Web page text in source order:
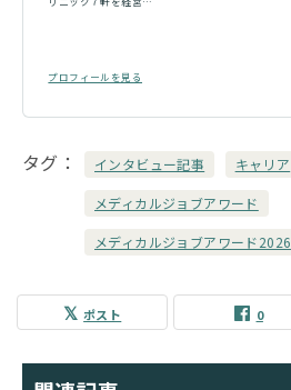
プロフィールを見る
タグ インタビュー記事 キャリア
メディカルジョブアワード
メディカルジョブアワード2026
ポスト 0